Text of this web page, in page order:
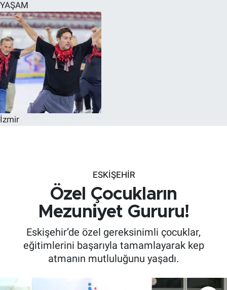
YAŞAM
İzmir
ESKIŞEHIR
Özel Çocukların
Mezuniyet Gururu!
Eskişehir’de özel gereksinimli çocuklar,
eğitimlerini başarıyla tamamlayarak kep
atmanın mutluluğunu yaşadı.